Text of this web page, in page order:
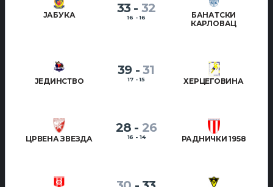
ЈАБУКА 33 - 32
16 - 16
БАНАТСКИ
КАРЛОВАЦ
ЈЕДИНСТВО
39 - 31
17 - 15 ХЕРЦЕГОВИНА
ЦРВЕНА ЗВЕЗДА
28 - 26
16 - 14 РАДНИЧКИ 1958